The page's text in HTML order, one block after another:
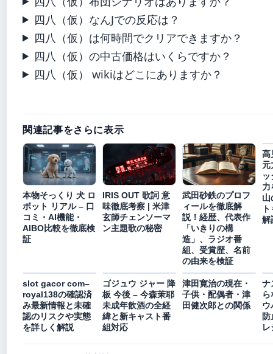
四八（仮）なんJでの反応は？
四八（仮）は何時間でクリアできますか？
四八（仮）の中古価格はいくらですか？
四八（仮） wikiはどこにありますか？
関連記事をさらに表示
本物そっくり 犬 ロ
ボット リアル – 口
コミ・AI機能・
AIBO比較を徹底検
証
IRIS OUT 歌詞 意
味徹底考察 | 米津
玄師チェンソーマ
ン主題歌の秘密
武田砂鉄のプロフ
ィールを徹底解
説！経歴、代表作
「いきりの構
造」、ラジオ番
組、受賞歴、名前
の由来を検証
高
元
力
山
解
slot gacor com–
royal138の確認済
み最新情報と未確
認のリスクや実態
を詳しく解説
ゴジュウ ジャー 降
板 今後 – 今森茉耶
未成年飲酒の全経
緯と新キャスト番
組対応
津田寛治の現在・
子供・配偶者・津
田健次郎との関係
ナ
ウ
防
レ